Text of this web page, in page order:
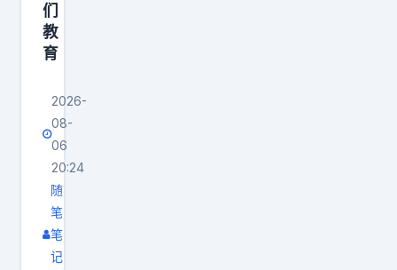
们
教
育
2026-
08-
06
20:24
随
笔
笔
记